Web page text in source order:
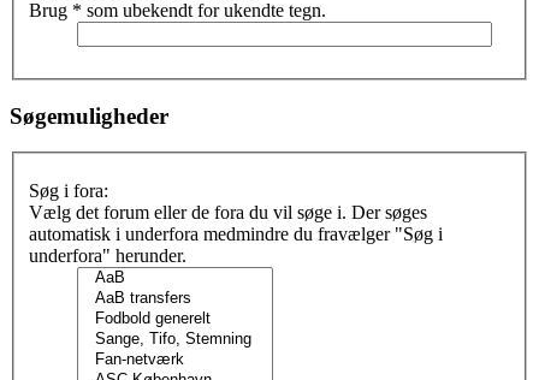
Brug * som ubekendt for ukendte tegn.
Søgemuligheder
Søg i fora:
Vælg det forum eller de fora du vil søge i. Der søges
automatisk i underfora medmindre du fravælger "Søg i
underfora" herunder.